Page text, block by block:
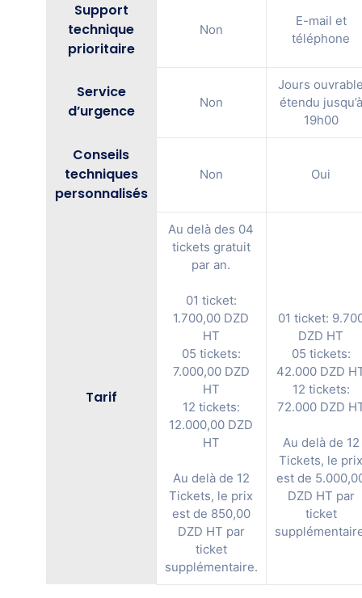
Support
technique
prioritaire
Non
E-mail et
téléphone
Service
d’urgence
Non
Jours
étendu jusqu’à
19h00
Conseils
techniques
personnalisés
Non Oui
Tarif
Au delà des 04
tickets gratuit
par an.
01 ticket:
1.700,00 DZD
HT
05 tickets:
7.000,00 DZD
HT
12 tickets:
12.000,00 DZD
HT
Au delà de 12
Tickets, le prix
est de 850,00
DZD HT par
ticket
supplémentaire.
01 ticket:
DZD HT
05 tickets:
42.000 DZD
12 tickets:
72.000 DZD
Au delà de 12
Tickets, le
est de
DZD HT par
ticket